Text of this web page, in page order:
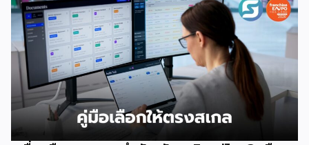
ประสิทธิภาพ เหตุผลประการแรกคือ การมีโมเดลธุรกิจที่ชัดเจน
และพร้อมนำไปใช้ทันที ซึ่งถือเป็นการลดความเสี่ยงด้านการลงทุน
ได้อย่างดีที่สุด เนื่องจากผู้ลงทุนไม่จำเป็นต้องเสียเวลาลองผิด
ลองถูกเอง ระบบแฟรนไชส์ถูกออกแบบและผ่านการพิสูจน์ความ
สำเร็จมาแล้วโดยเจ้าของแบรนด์ ซึ่งมีการจัดเตรียมอุปกรณ์
โครงสร้างร้านตามมาตรฐาน พร้อมคู่มือการปฏิบัติงานที่ชัดเจน
อีกทั้งยังมีทีมงานคอยช่วยสอนงานทั้งภาคทฤษฎีและปฏิบัติก่อน
เปิดร้านจริง ทำให้ผู้ซื้อแฟรนไชส์สามารถควบคุมคุณภาพของ
สินค้าและบริการให้เป็นไปตามมาตรฐานได้อย่างง่ายดาย เหตุผล
ประการต่อมาคือ แบรนด์มีชื่อเสียงและมีฐานลูกค้าที่แข็งแกร่งอยู่